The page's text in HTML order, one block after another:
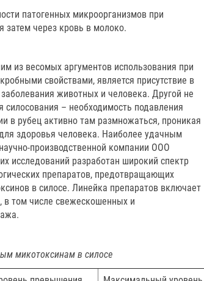
патогенных микроорганизмов при
затем через кровь в молоко.
из весомых аргументов использования при
свойствами, является присутствие в
животных и человека. Другой не
– необходимость подавления
в рубец активно там размножаться, проникая
здоровья человека. Наиболее удачным
производственной компании ООО
исследований разработан широкий спектр
препаратов, предотвращающих
в силосе. Линейка препаратов включает
в том числе свежескошенных и
микотоксинам в силосе